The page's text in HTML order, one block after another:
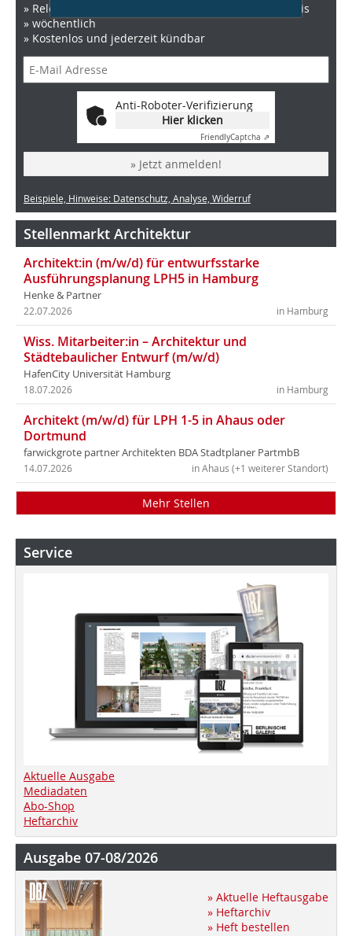
» Relevante News zu Architektur, Recht und Baupraxis
» wöchentlich
» Kostenlos und jederzeit kündbar
Anti-Roboter-Verifizierung
Hier klicken
FriendlyCaptcha ⇗
» Jetzt anmelden!
Beispiele, Hinweise: Datenschutz, Analyse, Widerruf
Stellenmarkt Architektur
Architekt:in (m/w/d) für entwurfsstarke
Ausführungsplanung LPH5 in Hamburg
Henke & Partner
in Hamburg
22.07.2026
Wiss. Mitarbeiter:in – Architektur und
Städtebaulicher Entwurf (m/w/d)
HafenCity Universität Hamburg
in Hamburg
18.07.2026
Architekt (m/w/d) für LPH 1-5 in Ahaus oder
Dortmund
farwickgrote partner Architekten BDA Stadtplaner PartmbB
in Ahaus (+1 weiterer Standort)
14.07.2026
Mehr Stellen
Service
Aktuelle Ausgabe
Mediadaten
Abo-Shop
Heftarchiv
Ausgabe 07-08/2026
» Aktuelle Heftausgabe
» Heftarchiv
» Heft bestellen